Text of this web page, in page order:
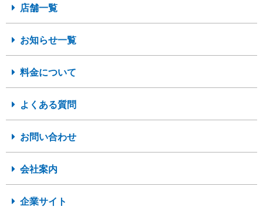
店舗一覧
お知らせ一覧
料金について
よくある質問
お問い合わせ
会社案内
企業サイト